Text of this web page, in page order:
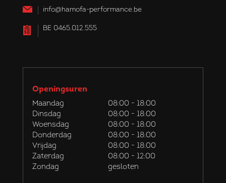
info@hamofa-performance.be
BE 0465.012.555
Openingsuren
Maandag
08:00 - 18:00
Dinsdag
08:00 - 18:00
Woensdag
08:00 - 18:00
Donderdag
08:00 - 18:00
Vrijdag
08:00 - 18:00
Zaterdag
08:00 - 12:00
Zondag
gesloten